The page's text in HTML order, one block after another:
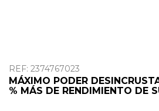
REF: 2374767023
MÁXIMO PODER
% MÁS DE RENDIMIENTO DE